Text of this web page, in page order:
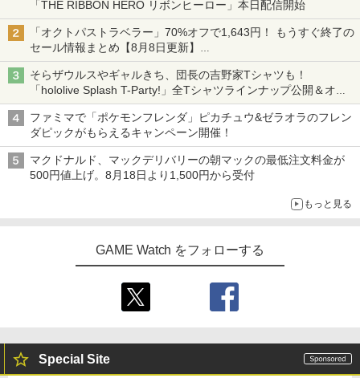
「THE RIBBON HERO リボンヒーロー」本日配信開始
「オクトパストラベラー」70%オフで1,643円！ もうすぐ終了の
セール情報まとめ【8月8日更新】
ニンテンドーeショップでは「大神 絶景版」が67%オフで990円
そらザウルスやギャルきち、団長の吉野家Tシャツも！
「hololive Splash T-Party!」全Tシャツラインナップ公開＆オン
ライン販売開始
ファミマで「ポケモンフレンダ」ピカチュウ&ゼラオラのフレン
ダピックがもらえるキャンペーン開催！
マクドナルド、マックデリバリーの朝マックの最低注文料金が
500円値上げ。8月18日より1,500円から受付
もっと見る
GAME Watch をフォローする
Special Site